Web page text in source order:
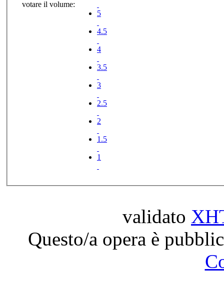
votare il volume:
5
4.5
4
3.5
3
2.5
2
1.5
1
validato
Questo/a opera è